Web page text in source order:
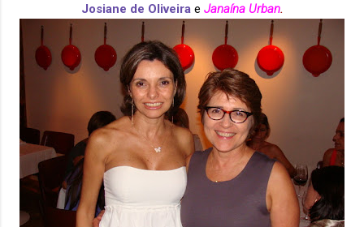
Josiane de Oliveira e Janaína Urban.